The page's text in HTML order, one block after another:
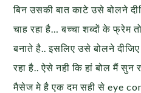
बिन उसकी बात काटे उसे बोलने
चाह रहा है… बच्चा शब्दों के फ्रेम
बनाते है.. इसलिए उसे बोलने
रहा है.. ऐसे नही कि हां बोल मैं सुन
मैसेज मे है एक दम सही से eye